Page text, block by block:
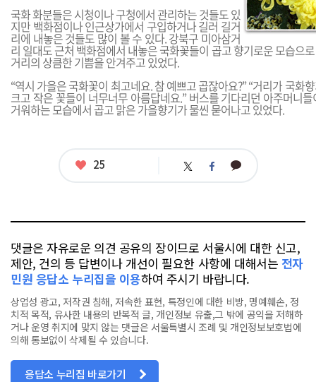
국화 화분들은 시청이나 구청에서 관리하는 것들도 있
지만 백화점이나 인근상가에서 구입하거나 길러 길거
리에 내놓은 것들도 많이 볼 수 있다. 강북구 미아삼거
리 일대도 근처 백화점에서 내놓은 국화꽃들이 곱고 향기로운 모습으
거리의 상큼한 기쁨을 안겨주고 있었다.
“역시 가을은 국화꽃이 최고네요. 참 예쁘고 곱잖아요?” “거리가 국화
크고 작은 꽃들이 너무너무 아름답네요.” 버스를 기다리던 아주머니
거워하는 모습에서 곱고 맑은 가을향기가 물씬 묻어나고 있었다.
좋
25 트 페 카
댓글은 자유로운 의견 공유의 장이므로 서울시에 대한 신고,
제안, 건의 등 답변이나 개선이 필요한 사항에 대해서는 전자
민원 응답소 누리집을 이용하여 주시기 바랍니다.
상업성 광고, 저작권 침해, 저속한 표현, 특정인에 대한 비방, 명예훼손, 정
치적 목적, 유사한 내용의 반복적 글, 개인정보 유출,그 밖에 공익을 저해하
거나 운영 취지에 맞지 않는 댓글은 서울특별시 조례 및 개인정보보호법에
의해 통보없이 삭제될 수 있습니다.
응답소 누리집 바로가기